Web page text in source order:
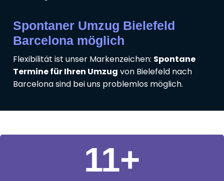
Spontaner Umzug Bielefeld
Barcelona möglich
Flexibilität ist unser Markenzeichen: Spontane
Termine für Ihren Umzug von Bielefeld nach
Barcelona sind bei uns problemlos möglich.
11+